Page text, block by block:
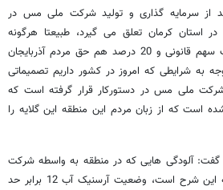
داد: حدود 20 درصد از سرمایه گذاری و تولید شرکت ملی مس در
و 80 درصد در استان کرمان تعلق می گیرد، طبیعتا هرگونه
اقدام، حمایت، پیگیری در قالب سهم قانونی و 20 درصد هم حق مردم آذربایجان
به شرایطی که امروز در کشور داریم تصمیماتی
ملی مس در دستورکار قرار گرفته است که
است که از زبان مردم این منطقه این گلایه را
گفت: آلودگی هایی که در منطقه به واسطه شرکت
ملی مس حاصل شده است به این شرح است، وضعیت آرسنیک آب 12 برابر حد